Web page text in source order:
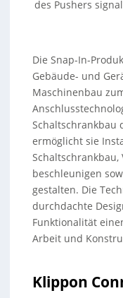
des Pushers
Die Snap-In-
Gebäude- und
Maschinenbau
Schaltschrankbau
ermöglicht sie
beschleunigen
gestalten. Die
durchdachte
Funktionalität
Arbeit und
Klippon